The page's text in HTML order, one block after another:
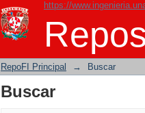
https://
Buscar
RepoFI Principal → Buscar
Buscar